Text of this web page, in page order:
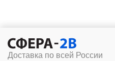
Доставка по всей России